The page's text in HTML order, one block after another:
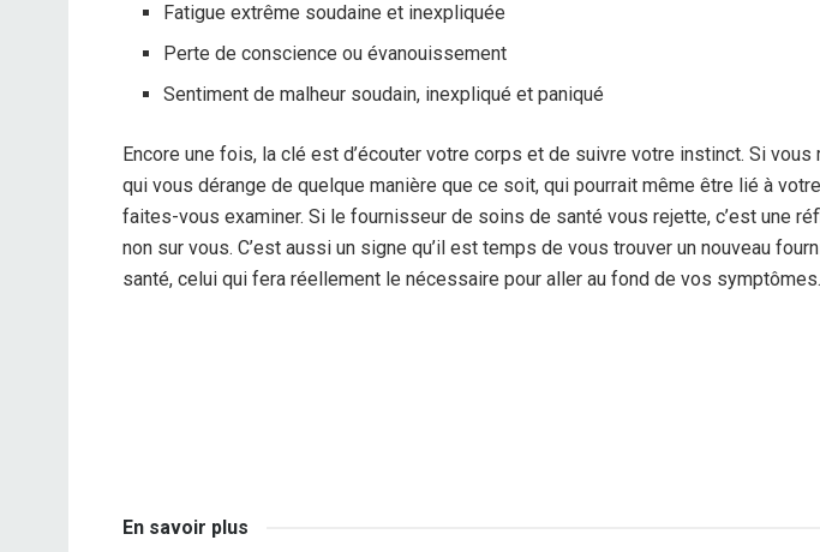
Fatigue extrême soudaine et inexpliquée
Perte de conscience ou évanouissement
Sentiment de malheur soudain, inexpliqué et paniqué
Encore une fois, la clé est d’écouter votre corps et de suivre votre instinct. Si
qui vous dérange de quelque manière que ce soit, qui pourrait même être lié à
faites-vous examiner. Si le fournisseur de soins de santé vous rejette, c’est une
non sur vous. C’est aussi un signe qu’il est temps de vous trouver un nouveau
santé, celui qui fera réellement le nécessaire pour aller au fond de vos symptômes.
En savoir plus